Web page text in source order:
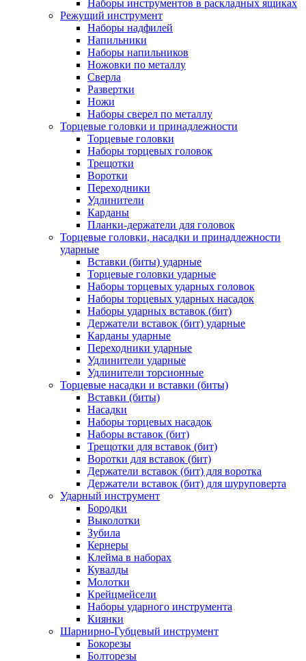
Наборы инструментов в раскладных ящиках
Режущий инструмент
Наборы надфилей
Напильники
Наборы напильников
Ножовки по металлу
Сверла
Развертки
Ножи
Наборы сверел по металлу
Торцевые головки и принадлежности
Торцевые головки
Наборы торцевых головок
Трещотки
Воротки
Переходники
Удлинители
Карданы
Планки-держатели для головок
Торцевые головки, насадки и принадлежности
ударные
Вставки (биты) ударные
Торцевые головки ударные
Наборы торцевых ударных головок
Наборы торцевых ударных насадок
Наборы ударных вставок (бит)
Держатели вставок (бит) ударные
Карданы ударные
Переходники ударные
Удлинители ударные
Удлинители торсионные
Торцевые насадки и вставки (биты)
Вставки (биты)
Насадки
Наборы торцевых насадок
Наборы вставок (бит)
Трещотки для вставок (бит)
Воротки для вставок (бит)
Держатели вставок (бит) для воротка
Держатели вставок (бит) для шуруповерта
Ударный инструмент
Бородки
Выколотки
Зубила
Кернеры
Клейма в наборах
Кувалды
Молотки
Крейцмейсели
Наборы ударного инструмента
Киянки
Шарнирно-Губцевый инструмент
Бокорезы
Болторезы